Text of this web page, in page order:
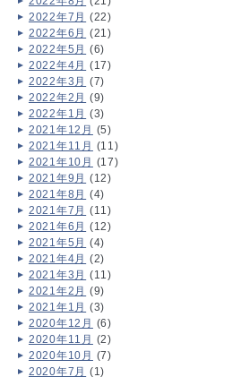
2022年7月 (22)
2022年6月 (21)
2022年5月 (6)
2022年4月 (17)
2022年3月 (7)
2022年2月 (9)
2022年1月 (3)
2021年12月 (5)
2021年11月 (11)
2021年10月 (17)
2021年9月 (12)
2021年8月 (4)
2021年7月 (11)
2021年6月 (12)
2021年5月 (4)
2021年4月 (2)
2021年3月 (11)
2021年2月 (9)
2021年1月 (3)
2020年12月 (6)
2020年11月 (2)
2020年10月 (7)
2020年7月 (1)